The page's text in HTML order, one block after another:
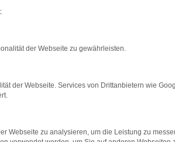
der Webseite zu gewährleisten.
der Webseite. Services von Drittanbietern wie
Webseite zu analysieren, um die Leistung zu